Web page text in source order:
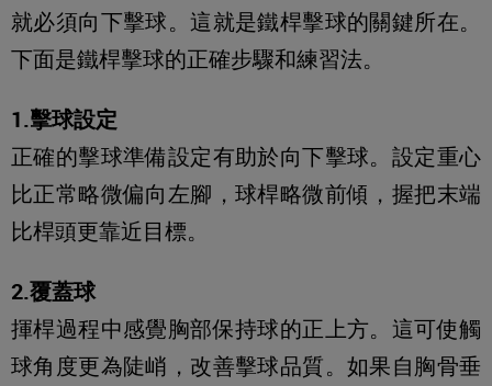
就必須向下擊球。這就是鐵桿擊球的關鍵所在。
下面是鐵桿擊球的正確步驟和練習法。
1.擊球設定
正確的擊球準備設定有助於向下擊球。設定重心
比正常略微偏向左腳，球桿略微前傾，握把末端
比桿頭更靠近目標。
2.覆蓋球
揮桿過程中感覺胸部保持球的正上方。這可使觸
球角度更為陡峭，改善擊球品質。如果自胸骨垂